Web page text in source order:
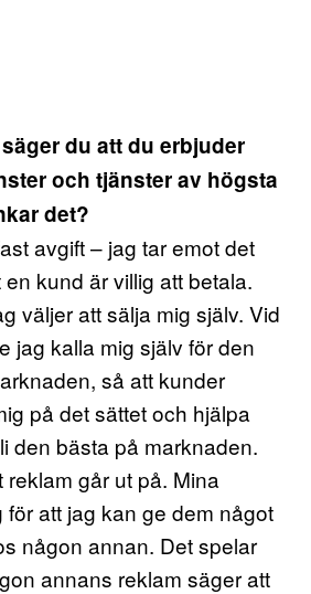
du att du erbjuder
och tjänster av högsta
det?
avgift – jag tar emot det
kund är villig att betala.
väljer att sälja mig själv. Vid
jag kalla mig själv för den
så att kunder
på det sättet och hjälpa
den bästa på marknaden.
reklam går ut på. Mina
för att jag kan ge dem något
någon annan. Det spelar
annans reklam säger att